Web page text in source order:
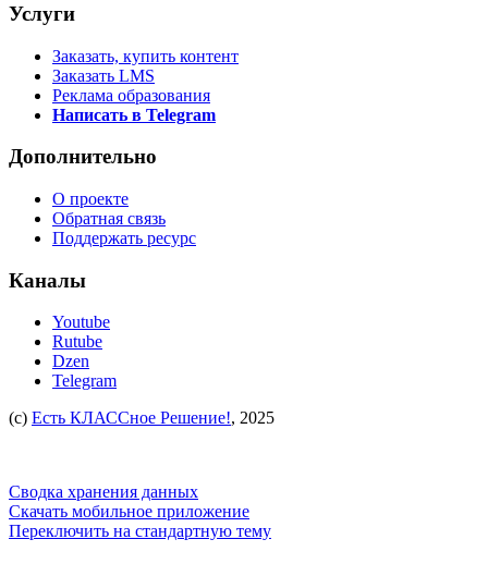
Услуги
Заказать, купить контент
Заказать LMS
Реклама образования
Написать в Telegram
Дополнительно
О проекте
Обратная связь
Поддержать ресурс
Каналы
Youtube
Rutube
Dzen
Telegram
(c) Есть КЛАССное Решение!, 2025
Сводка хранения данных
Скачать мобильное приложение
Переключить на стандартную тему